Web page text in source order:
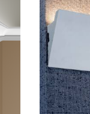
Profil
Bewertung mind.